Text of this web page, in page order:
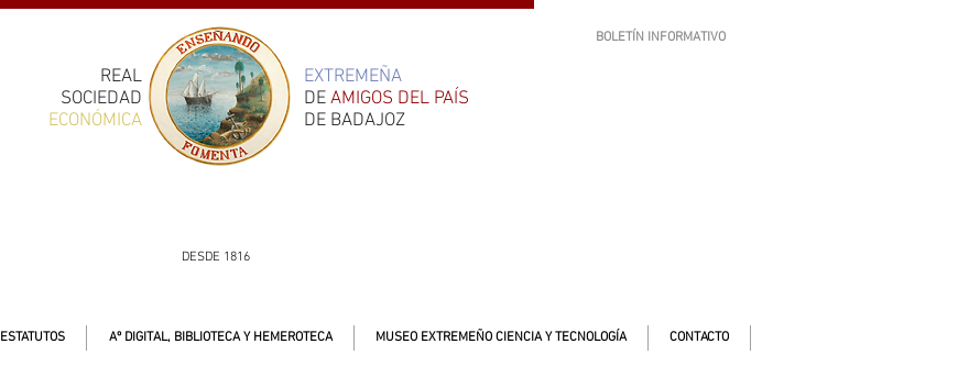
EXTREMEÑA
DE AMIGOS DEL PAÍS
DE BADAJOZ
REAL
SOCIEDAD
ECONÓMICA
BOLETÍN INFORMATIVO
DESDE 1816
ESTATUTOS Aº DIGITAL, BIBLIOTECA Y HEMEROTECA MUSEO EXTREMEÑO CIENCIA Y TECNOLOGÍA CONTACTO